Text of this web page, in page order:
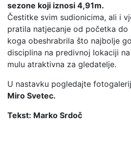
sezone koji iznosi 4,91m.
Čestitke svim sudionicima, ali i
pratila natjecanje od početka do
koga obeshrabrila što najbolje
disciplina na predivnoj lokaciji
mulu atraktivna za gledatelje.
U nastavku pogledajte
Miro Svetec.
Tekst: Marko Srdoč